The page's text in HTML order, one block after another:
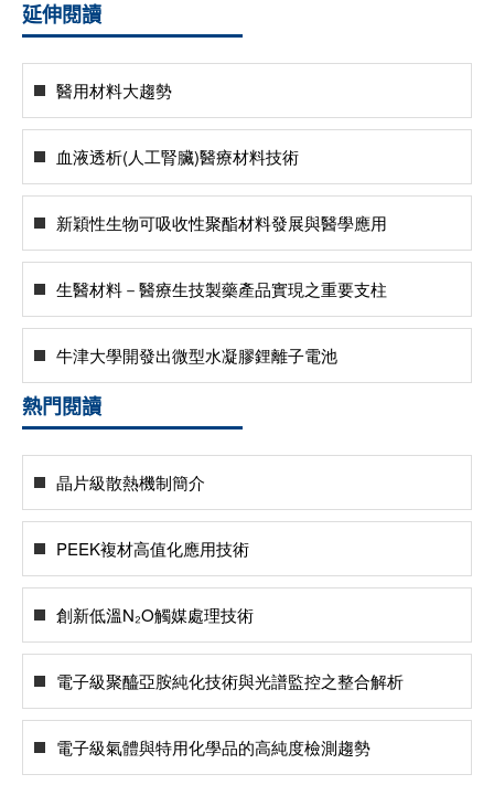
延伸閱讀
醫用材料大趨勢
血液透析(人工腎臟)醫療材料技術
新穎性生物可吸收性聚酯材料發展與醫學應用
生醫材料－醫療生技製藥產品實現之重要支柱
牛津大學開發出微型水凝膠鋰離子電池
熱門閱讀
晶片級散熱機制簡介
PEEK複材高值化應用技術
創新低溫N₂O觸媒處理技術
電子級聚醯亞胺純化技術與光譜監控之整合解析
電子級氣體與特用化學品的高純度檢測趨勢